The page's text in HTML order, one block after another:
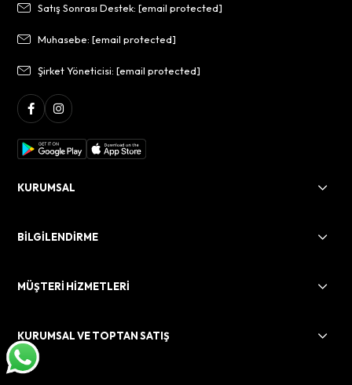
Satış Sonrası Destek:[email protected]
Muhasebe:[email protected]
Şirket Yöneticisi:[email protected]
KURUMSAL
BİLGİLENDİRME
MÜŞTERİ HİZMETLERİ
KURUMSAL VE TOPTAN SATIŞ